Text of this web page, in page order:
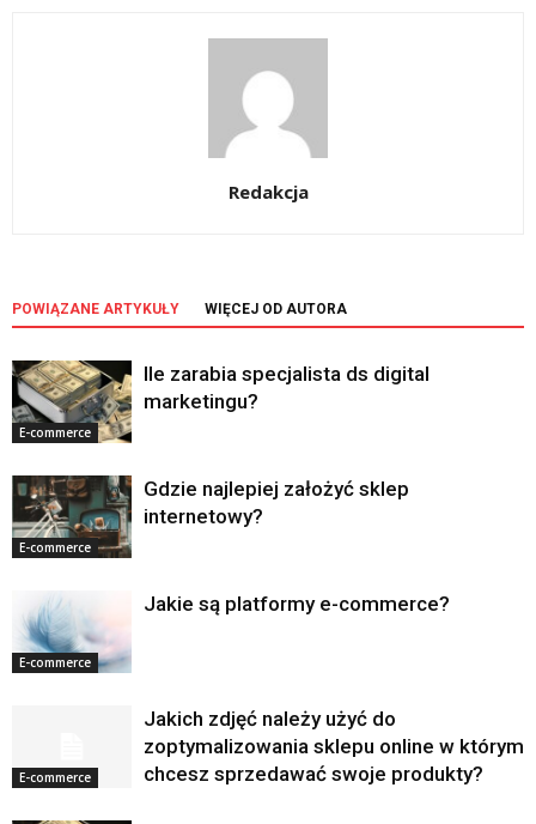
Redakcja
POWIĄZANE ARTYKUŁY WIĘCEJ OD AUTORA
E-commerce
Ile zarabia specjalista ds digital
marketingu?
E-commerce
Gdzie najlepiej założyć sklep
internetowy?
E-commerce
Jakie są platformy e-commerce?
E-commerce
Jakich zdjęć należy użyć do
zoptymalizowania sklepu online w którym
chcesz sprzedawać swoje produkty?